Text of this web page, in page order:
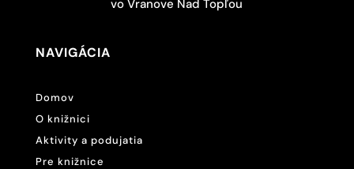
vo Vranove Nad Topľou
NAVIGÁCIA
Domov
O knižnici
Aktivity a podujatia
Pre knižnice